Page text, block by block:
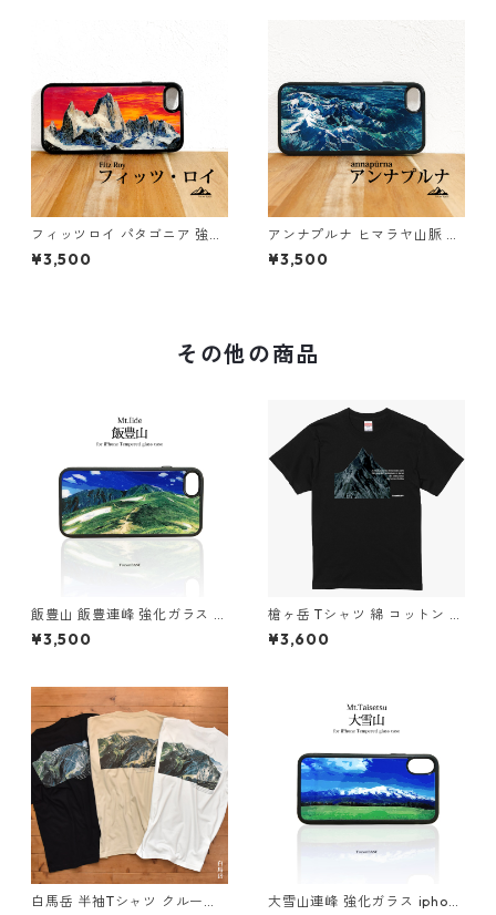
フィッツロイ パタゴニア 強化
ガラス iphone スマホケース
スマホカバーアウトドア 登山
¥3,500
アンナプルナ ヒマラヤ山脈 ネ
パール 強化ガラス iphone ス
マホケース スマホカバーアウ
¥3,500
その他の商品
飯豊山 飯豊連峰 強化ガラス ip
hone スマホケース スマホカ
バー登山 山 アウトドア 自然
¥3,500
槍ヶ岳 Tシャツ 綿 コットン 山
登山 ブラック 山Tシャツ 山の
イラスト
¥3,600
白馬岳 半袖Tシャツ クルーネ
大雪山連峰 強化ガラス iphon